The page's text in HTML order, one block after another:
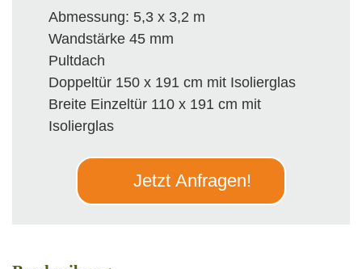
Abmessung: 5,3 x 3,2 m
Wandstärke 45 mm
Pultdach
Doppeltür 150 x 191 cm mit Isolierglas
Breite Einzeltür 110 x 191 cm mit
Isolierglas
Jetzt Anfragen!